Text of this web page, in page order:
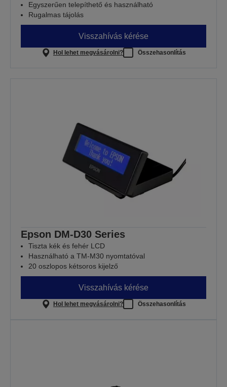
Egyszerűen telepíthető és használható
Rugalmas tájolás
Visszahívás kérése
Hol lehet megvásárolni? Összehasonlítás
Epson DM-D30 Series
Tiszta kék és fehér LCD
Használható a TM-M30 nyomtatóval
20 oszlopos kétsoros kijelző
Visszahívás kérése
Hol lehet megvásárolni? Összehasonlítás